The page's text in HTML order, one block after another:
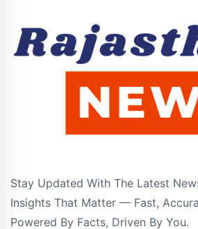
Stay Updated With The Latest
Insights That Matter — Fast,
Powered By Facts, Driven By You.